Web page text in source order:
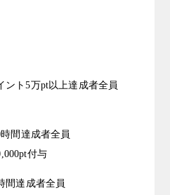
ント5万pt以上達成者全員
間達成者全員
付与
間達成者全員